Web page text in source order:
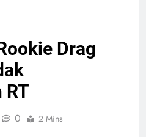
Drag
RT
0 2 Mins